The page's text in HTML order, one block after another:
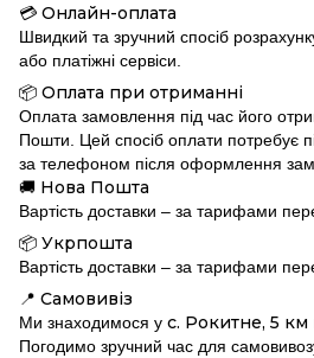
💳 Онлайн-оплата
Швидкий та зручний спосіб
або платіжні сервіси.
📦 Оплата при отриманні
Оплата замовлення під час його
Пошти. Цей спосіб оплати потребує
за телефоном після оформлення
🚚 Нова Пошта
Вартість доставки – за тарифами
📦 Укрпошта
Вартість доставки – за тарифами
📍 Самовивіз
Ми знаходимося у с. Рокитне, 5
Погодимо зручний час для